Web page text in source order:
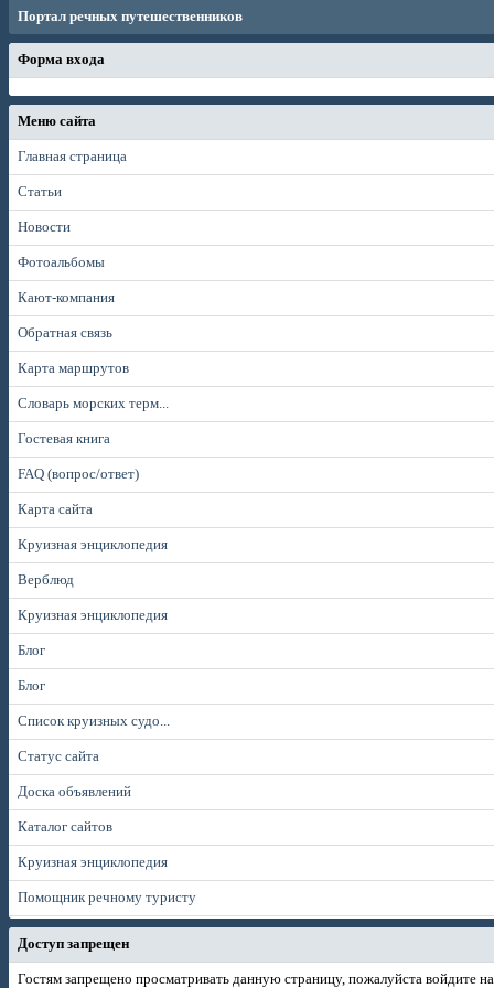
Портал речных путешественников
Форма входа
Меню сайта
Главная страница
Статьи
Новости
Фотоальбомы
Кают-компания
Обратная связь
Карта маршрутов
Словарь морских терм...
Гостевая книга
FAQ (вопрос/ответ)
Карта сайта
Круизная энциклопедия
Верблюд
Круизная энциклопедия
Блог
Блог
Список круизных судо...
Статус сайта
Доска объявлений
Каталог сайтов
Круизная энциклопедия
Помощник речному туристу
Доступ запрещен
Гостям запрещено просматривать данную страницу, пожалуйста войдите на